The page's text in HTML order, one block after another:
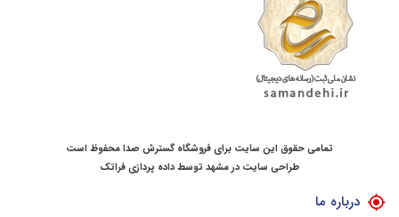
تمامی حقوق این سایت برای فروشگاه گسترش صدا محفوظ است
طراحی سایت در مشهد توسطداده پردازی فراتک
درباره ما